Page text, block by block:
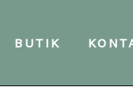
BUTIK